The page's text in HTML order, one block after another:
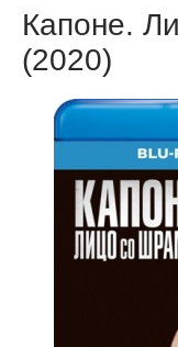
Капоне.
(2020)